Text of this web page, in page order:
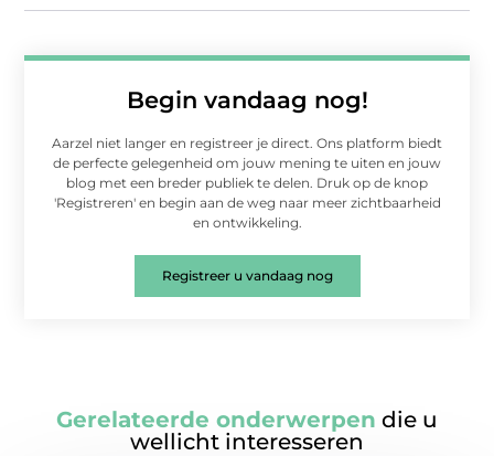
Begin vandaag nog!
Aarzel niet langer en registreer je direct. Ons platform biedt
de perfecte gelegenheid om jouw mening te uiten en jouw
blog met een breder publiek te delen. Druk op de knop
'Registreren' en begin aan de weg naar meer zichtbaarheid
en ontwikkeling.
Registreer u vandaag nog
Gerelateerde onderwerpen die u
wellicht interesseren